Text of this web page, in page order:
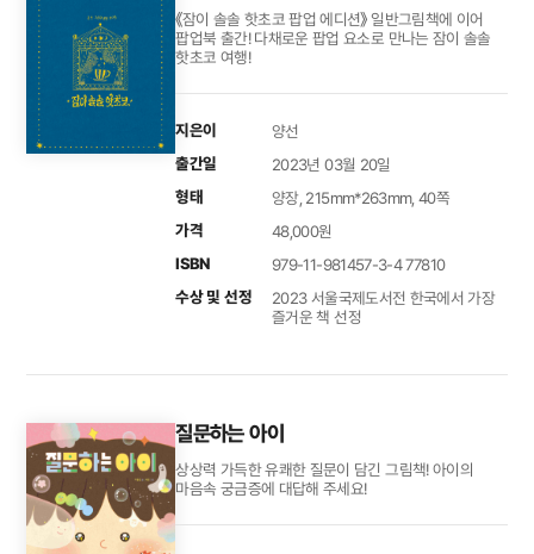
《잠이 솔솔 핫초코 팝업 에디션》 일반그림책에 이어
팝업북 출간! 다채로운 팝업 요소로 만나는 잠이 솔솔
핫초코 여행!
지은이 양선
출간일 2023년 03월 20일
형태 양장, 215mm*263mm, 40쪽
가격 48,000원
ISBN 979-11-981457-3-4 77810
수상 및 선정
2023 서울국제도서전 한국에서 가장
즐거운 책 선정
질문하는 아이
상상력 가득한 유쾌한 질문이 담긴 그림책! 아이의
마음속 궁금증에 대답해 주세요!